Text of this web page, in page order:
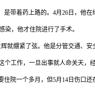
带着药上路的。 4月 26 日，他
染，他才住院进行了手术。
就绷紧了弦。他是分管交通、安
个工作，一旦出事就人命关天，
住院一个多月，但5月 14 日伤口还